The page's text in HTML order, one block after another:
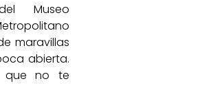
Museo
maravillas
abierta.
que no te